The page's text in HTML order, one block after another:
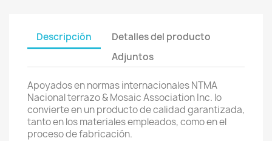
Descripción
Detalles del producto
Adjuntos
Apoyados en normas internacionales NTMA
Nacional terrazo & Mosaic Association Inc. lo
convierte en un producto de calidad garantizada,
tanto en los materiales empleados, como en el
proceso de fabricación.